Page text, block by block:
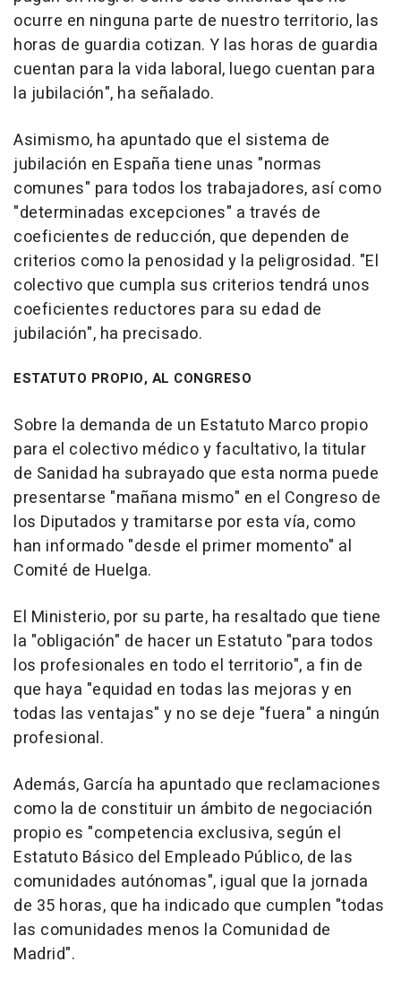
ocurre en ninguna parte de nuestro territorio, las
horas de guardia cotizan. Y las horas de guardia
cuentan para la vida laboral, luego cuentan para
la jubilación", ha señalado.
Asimismo, ha apuntado que el sistema de
jubilación en España tiene unas "normas
comunes" para todos los trabajadores, así como
"determinadas excepciones" a través de
coeficientes de reducción, que dependen de
criterios como la penosidad y la peligrosidad. "El
colectivo que cumpla sus criterios tendrá unos
coeficientes reductores para su edad de
jubilación", ha precisado.
ESTATUTO PROPIO, AL CONGRESO
Sobre la demanda de un Estatuto Marco propio
para el colectivo médico y facultativo, la titular
de Sanidad ha subrayado que esta norma puede
presentarse "mañana mismo" en el Congreso de
los Diputados y tramitarse por esta vía, como
han informado "desde el primer momento" al
Comité de Huelga.
El Ministerio, por su parte, ha resaltado que tiene
la "obligación" de hacer un Estatuto "para todos
los profesionales en todo el territorio", a fin de
que haya "equidad en todas las mejoras y en
todas las ventajas" y no se deje "fuera" a ningún
profesional.
Además, García ha apuntado que reclamaciones
como la de constituir un ámbito de negociación
propio es "competencia exclusiva, según el
Estatuto Básico del Empleado Público, de las
comunidades autónomas", igual que la jornada
de 35 horas, que ha indicado que cumplen "todas
las comunidades menos la Comunidad de
Madrid".